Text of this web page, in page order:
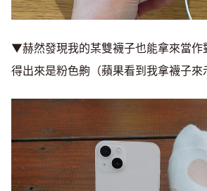
▼赫然發現我的某雙襪子也能拿來當
得出來是粉色齁（蘋果看到我拿襪子來